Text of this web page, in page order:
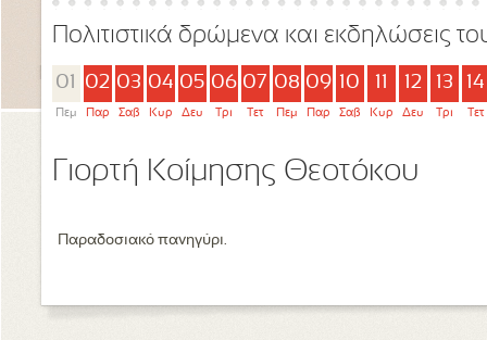
Πολιτιστικά δρώμενα και εκδηλώσεις
01
Πεμ
02
Παρ
03
Σαβ
04
Κυρ
05
Δευ
06
Τρι
07
Τετ
08
Πεμ
09
Παρ
10
Σαβ Κυρ
12
Δευ
13
Τρι
14
Τετ
Γιορτή Κοίμησης Θεοτόκου
Παραδοσιακό πανηγύρι.